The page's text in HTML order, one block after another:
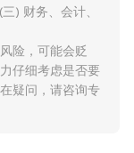
) 财务、会计、
险，可能会贬
仔细考虑是否要
疑问，请咨询专